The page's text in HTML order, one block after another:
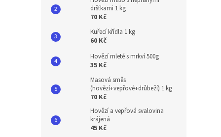
dršťkami 1 kg
70 Kč
Kuřecí křídla 1 kg
60 Kč
Hovězí mleté s mrkví 500g
35 Kč
Masová směs
(hovězí+vepřové+drůbeží) 1 kg
70 Kč
Hovězí a vepřová svalovina
krájená
45 Kč